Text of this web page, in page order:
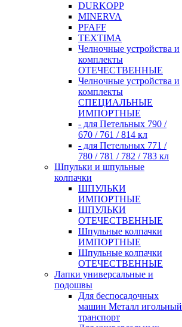
DURKOPP
MINERVA
PFAFF
TEXTIMA
Челночные устройства и
комплекты
ОТЕЧЕСТВЕННЫЕ
Челночные устройства и
комплекты
СПЕЦИАЛЬНЫЕ
ИМПОРТНЫЕ
- для Петельных 790 /
670 / 761 / 814 кл
- для Петельных 771 /
780 / 781 / 782 / 783 кл
Шпульки и шпульные
колпачки
ШПУЛЬКИ
ИМПОРТНЫЕ
ШПУЛЬКИ
ОТЕЧЕСТВЕННЫЕ
Шпульные колпачки
ИМПОРТНЫЕ
Шпульные колпачки
ОТЕЧЕСТВЕННЫЕ
Лапки универсальные и
подошвы
Для беспосадочных
машин Металл игольный
транспорт